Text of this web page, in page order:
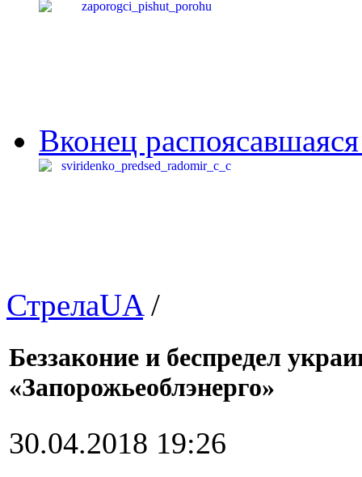
Вконец
СтрелаUA/
Беззаконие и беспредел
«Запорожьеоблэнерго»
30.04.2018 19:26